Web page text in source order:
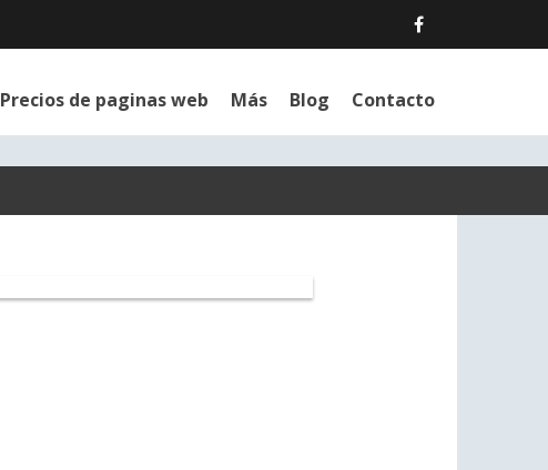
Precios de paginas web Más Blog Contacto